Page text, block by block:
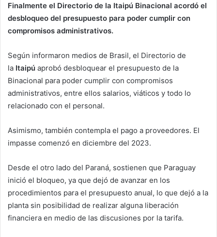
Finalmente el Directorio de la Itaipú Binacional acordó el
desbloqueo del presupuesto para poder cumplir con
compromisos administrativos.
Según informaron medios de Brasil, el Directorio de
la Itaipú aprobó desbloquear el presupuesto de la
Binacional para poder cumplir con compromisos
administrativos, entre ellos salarios, viáticos y todo lo
relacionado con el personal.
Asimismo, también contempla el pago a proveedores. El
impasse comenzó en diciembre del 2023.
Desde el otro lado del Paraná, sostienen que Paraguay
inició el bloqueo, ya que dejó de avanzar en los
procedimientos para el presupuesto anual, lo que dejó a la
planta sin posibilidad de realizar alguna liberación
financiera en medio de las discusiones por la tarifa.